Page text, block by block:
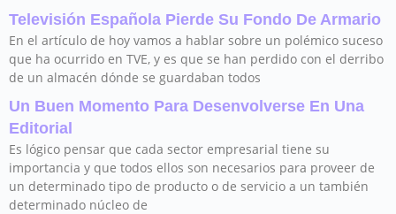
Televisión Española Pierde Su Fondo De Armario
En el artículo de hoy vamos a hablar sobre un polémico suceso
que ha ocurrido en TVE, y es que se han perdido con el derribo
de un almacén dónde se guardaban todos
Un Buen Momento Para Desenvolverse En Una
Editorial
Es lógico pensar que cada sector empresarial tiene su
importancia y que todos ellos son necesarios para proveer de
un determinado tipo de producto o de servicio a un también
determinado núcleo de